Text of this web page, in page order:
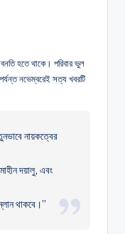
হতে থাকে। পরিবার ভুল
নভেম্বরেই সত্য খবরটি
নায়কত্বের
দয়ালু, এবং
থাকবে।”